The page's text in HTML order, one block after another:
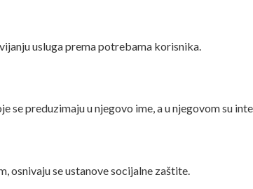
usluga prema potrebama korisnika.
preduzimaju u njegovo ime, a u njegovom su
osnivaju se ustanove socijalne zaštite.